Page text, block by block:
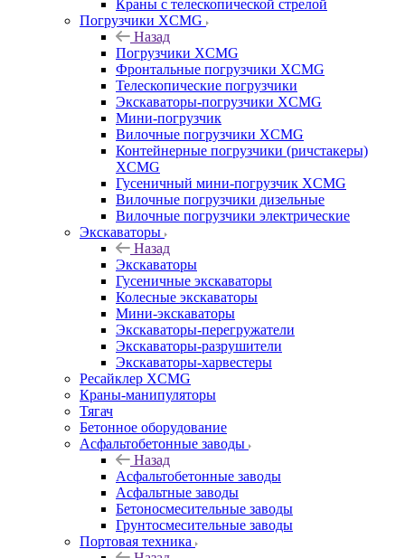
Краны с телескопической стрелой
Погрузчики XCMG
Назад
Погрузчики XCMG
Фронтальные погрузчики XCMG
Телескопические погрузчики
Экскаваторы-погрузчики XCMG
Мини-погрузчик
Вилочные погрузчики XCMG
Контейнерные погрузчики (ричстакеры)
XCMG
Гусеничный мини-погрузчик XCMG
Вилочные погрузчики дизельные
Вилочные погрузчики электрические
Экскаваторы
Назад
Экскаваторы
Гусеничные экскаваторы
Колесные экскаваторы
Мини-экскаваторы
Экскаваторы-перегружатели
Экскаваторы-разрушители
Экскаваторы-харвестеры
Ресайклер XCMG
Краны-манипуляторы
Тягач
Бетонное оборудование
Асфальтобетонные заводы
Назад
Асфальтобетонные заводы
Асфальтные заводы
Бетоносмесительные заводы
Грунтосмесительные заводы
Портовая техника